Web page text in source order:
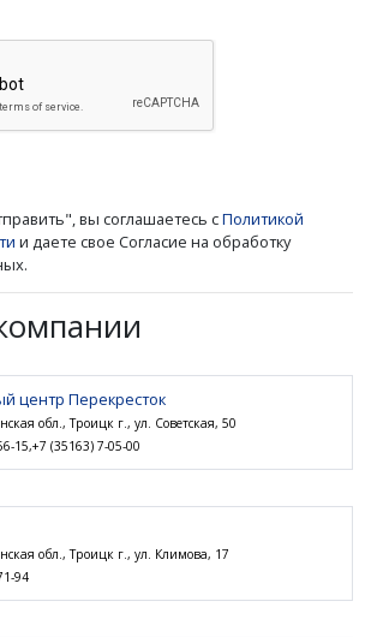
вы соглашаетесь сПолитикой
и даете свое Согласие на обработку
центр Перекресток
обл., Троицк г., ул. Советская, 50
15,+7 (35163) 7-05-00
обл., Троицк г., ул. Климова, 17
94